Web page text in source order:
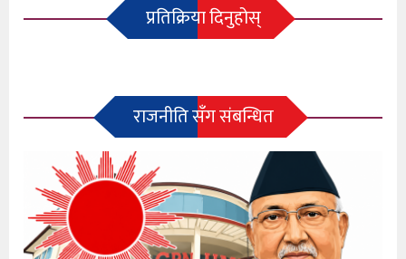
प्रतिक्रिया दिनुहोस्
राजनीति सँग संबन्धित